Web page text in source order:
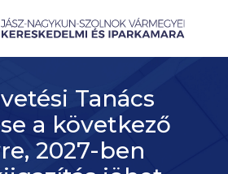
Tanács
a következő
2027-ben